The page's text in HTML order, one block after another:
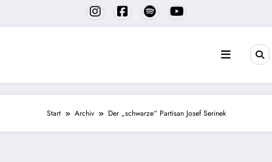
springen
Start Archiv Der „schwarze“ Partisan Josef Serinek